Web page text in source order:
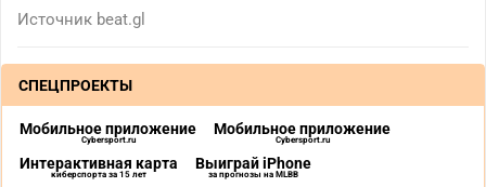
Источник beat.gl
СПЕЦПРОЕКТЫ
Мобильное приложение
Cybersport.ru
Мобильное приложение
Cybersport.ru
Интерактивная карта
киберспорта за 15 лет
Выиграй iPhone
за прогнозы на MLBB